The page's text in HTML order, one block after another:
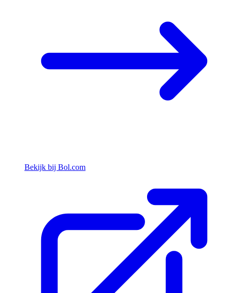
Bekijk bij Bol.com